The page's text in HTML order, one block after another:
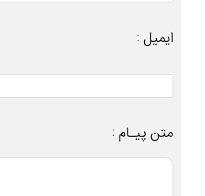
ایمیل :
متن پیـام :